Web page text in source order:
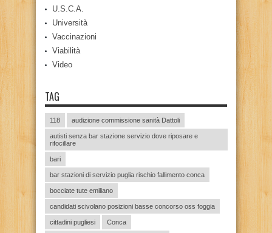
U.S.C.A.
Università
Vaccinazioni
Viabilità
Video
TAG
118 audizione commissione sanità Dattoli
autisti senza bar stazione servizio dove riposare e
rifocillare
bari
bar stazioni di servizio puglia rischio fallimento conca
bocciate tute emiliano
candidati scivolano posizioni basse concorso oss foggia
cittadini pugliesi Conca